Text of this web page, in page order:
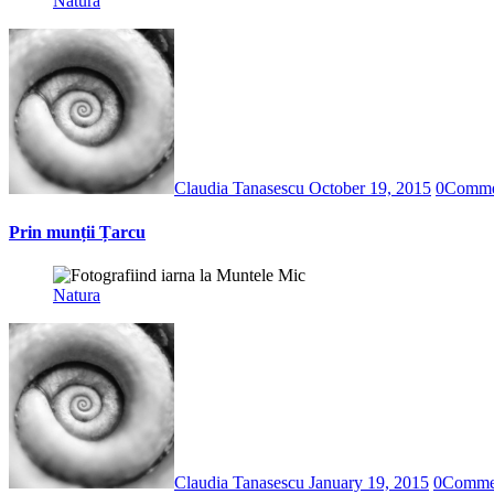
Claudia Tanasescu October 19, 2015 0
Prin munții Țarcu
Natura
Claudia Tanasescu January 19, 2015 0